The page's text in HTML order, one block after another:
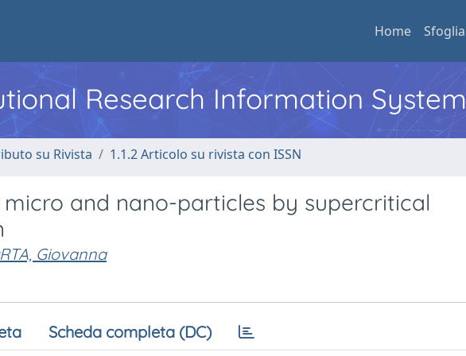
Home Sfoglia
Research Information System
su Rivista 1.1.2 Articolo su rivista con ISSN
and nano-particles by supercritical
Giovanna
Scheda completa (DC)